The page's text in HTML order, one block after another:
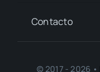
Contacto
© 2017 - 2026 •